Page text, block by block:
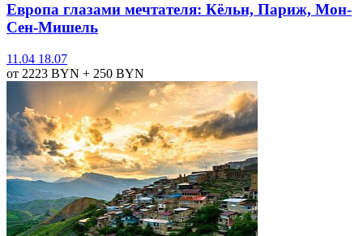
Европа глазами мечтателя: Кёльн, Париж, Мон-
Сен-Мишель
11.04 18.07
от 2223 BYN + 250 BYN